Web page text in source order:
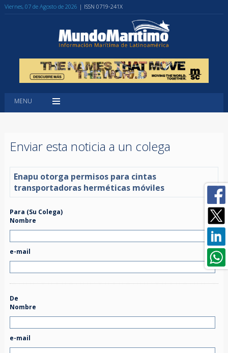
Viernes, 07 de Agosto de 2026 | ISSN 0719-241X
MENU
Enviar esta noticia a un colega
Enapu otorga permisos para cintas
transportadoras herméticas móviles
Para (Su Colega)
Nombre
e-mail
De
Nombre
e-mail